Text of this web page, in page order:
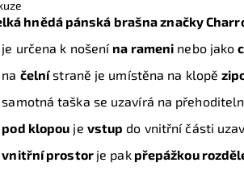
hnědá pánská brašna značky
je určena k nošení na rameni nebo jako
na čelnístraně je umístěna na klopě
samotná taška se uzavírá na
pod klopou je vstup do vnitřní části
vnitřní prostor je pakpřepážkou